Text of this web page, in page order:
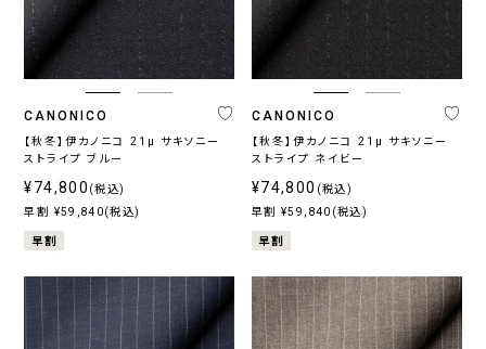
CANONICO
【秋冬】伊カノニコ 21μ サキソニー
ストライプ ブルー
¥74,800 (税込)
早割 ¥59,840(税込)
早割
CANONICO
【秋冬】伊カノニコ 21μ サキソニー
ストライプ ネイビー
¥74,800 (税込)
早割 ¥59,840(税込)
早割